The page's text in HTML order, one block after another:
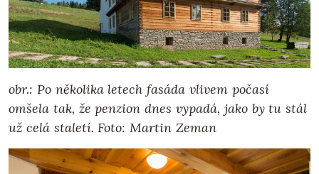
obr.: Po několika letech fasáda vlivem počasí
omšela tak, že penzion dnes vypadá, jako by tu stál
už celá staletí. Foto: Martin Zeman